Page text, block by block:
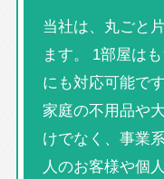
当社は、丸ごと
ます。 1部屋は
にも対応可能で
家庭の不用品や
けでなく、事業
人のお客様や個